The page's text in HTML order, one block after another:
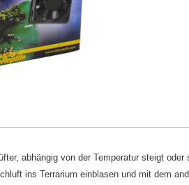
abhängig von der Temperatur steigt
ins Terrarium einblasen und mit dem